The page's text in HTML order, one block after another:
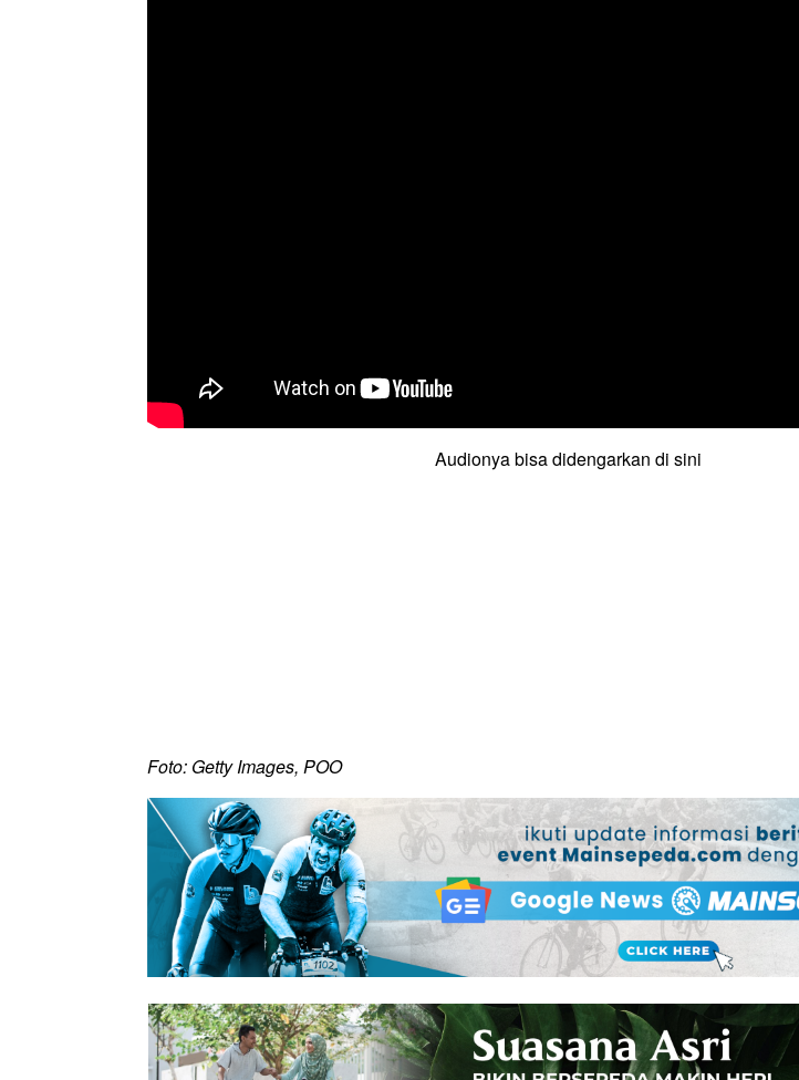
Audionya bisa didengarkan di sini
Foto: Getty Images, POO